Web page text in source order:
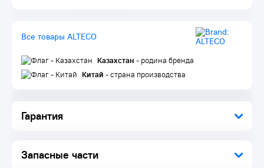
Гарантия
Запасные части
Антизалипание электрода
Форсаж дуги
Цифровой дисплей
Биполярный транзистор с изолированным затвором
Инструкция по эксплуатации
Все товары ALTECO
Казахстан - родина бренда
Китай - страна производства